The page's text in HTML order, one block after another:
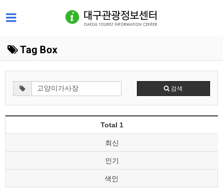
Tag Box
검색
Total 1
최신
인기
색인